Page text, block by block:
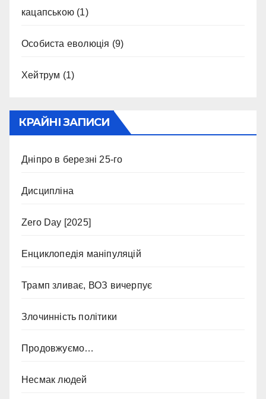
кацапською (1)
Особиста еволюція (9)
Хейтрум (1)
КРАЙНІ ЗАПИСИ
Дніпро в березні 25-го
Дисципліна
Zero Day [2025]
Енциклопедія маніпуляцій
Трамп зливає, ВОЗ вичерпує
Злочинність політики
Продовжуємо…
Несмак людей